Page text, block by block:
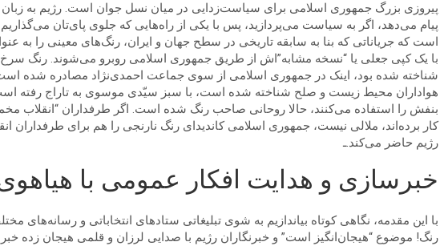
پیروزی بزرگ جمهوری اسلامی برای سیاست‌زدایی در میان نسل جوان است. رژیم به زبان
پیام می‌دهد، اگر به سیاست می‌پردازید، پس با یکی از راه‌هایی که جلوی پای‌تان
است که جریاناتی که بنا به سابقه تاریخی در سطح جهان و ایران، رنگ‌های معینی را به
با یک کپی جعلی یا “نسخه مشابه”اش از طریق جمهوری اسلامی روبرو می‌شوند. رنگ
شناخته شده بود، اینک در جمهوری اسلامی از سوی جماعت احمدی‌نژاد مصادره شده
هواداران محیط زیست و صلح شناخته شده است، با سبز سیّدی موسوی به تاراج رفته
بنفش را استفاده می‌کنند، حالا روحانی صاحب رنگ شده است. اگر طرفداران “انقلاب
کار برده‌اند، ملالی نیست، جمهوری اسلامی کاندیدای رنگ نارنجی را هم برای طرفداران
رژیم حاضر می‌کند.ـ
خبرسازی و هدایت افکار عمومی با
با این مقدمه، نگاهی کوتاه بیاندازیم به شوی تبلیغاتی ستادهای انتخاباتی و رسانه‌های
رنگ! موضوع “هیجان‌انگیز است” و خبرنگاران رژیم با صدایی لرزان و قلمی هیجان زده